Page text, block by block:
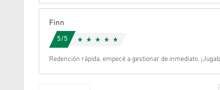
Finn
5/5
Redención rápida, empecé a gestionar de inmediato.